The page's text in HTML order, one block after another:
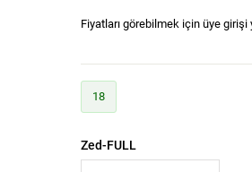
Fiyatları görebilmek için üye girişi
18
Zed-FULL